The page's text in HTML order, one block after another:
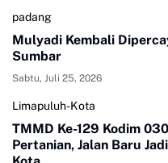
padang
Mulyadi Kembali
Sumbar
Sabtu, Juli 25, 2026
Limapuluh-Kota
TMMD Ke-129 Kodim
Pertanian, Jalan Baru